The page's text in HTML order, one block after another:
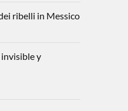
ribelli in Messico
y